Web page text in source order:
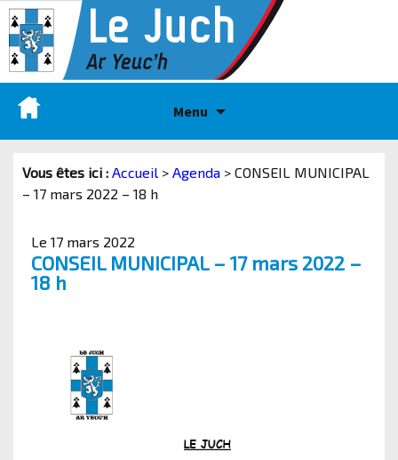
Menu
Vous êtes ici : Accueil > Agenda > CONSEIL MUNICIPAL
– 17 mars 2022 – 18 h
Le 17 mars 2022
CONSEIL MUNICIPAL – 17 mars 2022 –
18 h